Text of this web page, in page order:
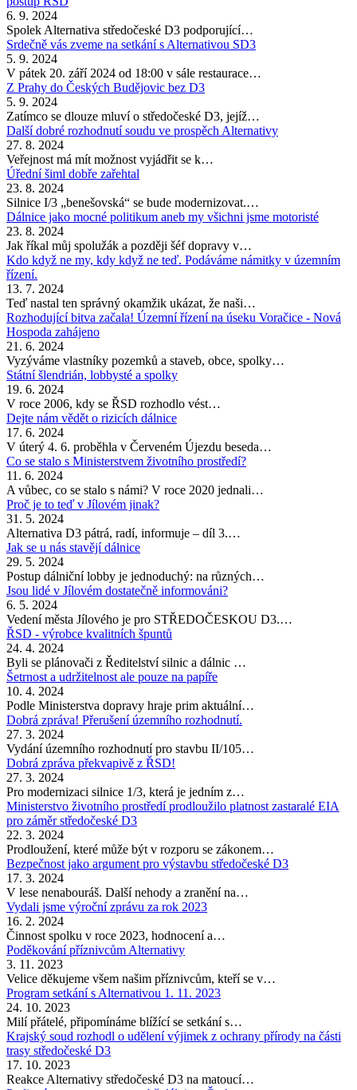
6. 9. 2024
Spolek Alternativa středočeské D3 podporující…
Srdečně vás zveme na setkání s Alternativou SD3
5. 9. 2024
V pátek 20. září 2024 od 18:00 v sále restaurace…
Z Prahy do Českých Budějovic bez D3
5. 9. 2024
Zatímco se dlouze mluví o středočeské D3, jejíž…
Další dobré rozhodnutí soudu ve prospěch Alternativy
27. 8. 2024
Veřejnost má mít možnost vyjádřit se k…
Úřední šiml dobře zařehtal
23. 8. 2024
Silnice I/3 „benešovská“ se bude modernizovat.…
Dálnice jako mocné politikum aneb my všichni jsme motoristé
23. 8. 2024
Jak říkal můj spolužák a později šéf dopravy v…
Kdo když ne my, kdy když ne teď. Podáváme námitky v územním
řízení.
13. 7. 2024
Teď nastal ten správný okamžik ukázat, že naši…
Rozhodující bitva začala! Územní řízení na úseku Voračice - Nová
Hospoda zahájeno
21. 6. 2024
Vyzýváme vlastníky pozemků a staveb, obce, spolky…
Státní šlendrián, lobbysté a spolky
19. 6. 2024
V roce 2006, kdy se ŘSD rozhodlo vést…
Dejte nám vědět o rizicích dálnice
17. 6. 2024
V úterý 4. 6. proběhla v Červeném Újezdu beseda…
Co se stalo s Ministerstvem životního prostředí?
11. 6. 2024
A vůbec, co se stalo s námi? V roce 2020 jednali…
Proč je to teď v Jílovém jinak?
31. 5. 2024
Alternativa D3 pátrá, radí, informuje – díl 3.…
Jak se u nás stavějí dálnice
29. 5. 2024
Postup dálniční lobby je jednoduchý: na různých…
Jsou lidé v Jílovém dostatečně informováni?
6. 5. 2024
Vedení města Jílového je pro STŘEDOČESKOU D3.…
ŘSD - výrobce kvalitních špuntů
24. 4. 2024
Byli se plánovači z Ředitelství silnic a dálnic …
Šetrnost a udržitelnost ale pouze na papíře
10. 4. 2024
Podle Ministerstva dopravy hraje prim aktuální…
Dobrá zpráva! Přerušení územního rozhodnutí.
27. 3. 2024
Vydání územního rozhodnutí pro stavbu II/105…
Dobrá zpráva překvapivě z ŘSD!
27. 3. 2024
Pro modernizaci silnice 1/3, která je jedním z…
Ministerstvo životního prostředí prodloužilo platnost zastaralé EIA
pro záměr středočeské D3
22. 3. 2024
Prodloužení, které může být v rozporu se zákonem…
Bezpečnost jako argument pro výstavbu středočeské D3
17. 3. 2024
V lese nenabouráš. Další nehody a zranění na…
Vydali jsme výroční zprávu za rok 2023
16. 2. 2024
Činnost spolku v roce 2023, hodnocení a…
Poděkování příznivcům Alternativy
3. 11. 2023
Velice děkujeme všem našim příznivcům, kteří se v…
Program setkání s Alternativou 1. 11. 2023
24. 10. 2023
Milí přátelé, připomínáme blížící se setkání s…
Krajský soud rozhodl o udělení výjimek z ochrany přírody na části
trasy středočeské D3
17. 10. 2023
Reakce Alternativy středočeské D3 na matoucí…